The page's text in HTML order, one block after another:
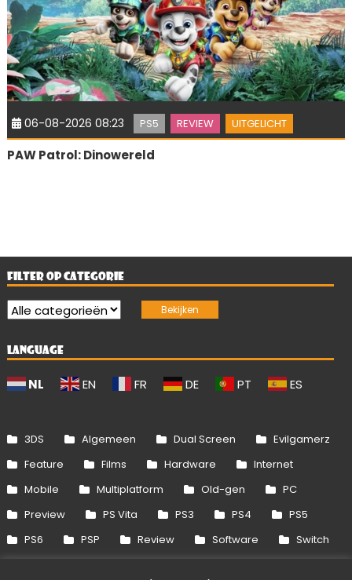
06-08-2026 08:23 PS5 REVIEW UITGELICHT
PAW Patrol: Dinowereld
FILTER OP CATEGORIE
LANGUAGE
NL EN FR DE PT ES
3DS Algemeen Dual Screen
Evilgamerz
Feature
Films Hardware
Internet
Mobile
Multiplatform Old-gen
PC
Preview
PS Vita PS3 PS4
PS5
PS6
PSP Review Software
Switch